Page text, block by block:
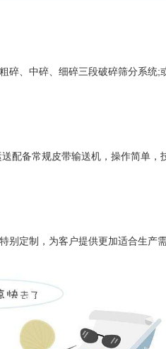
碎、中碎、细碎三段破碎筛分系统;
送配备常规皮带输送机 ，操作简单，
定制，为客户提供更加适合生产需